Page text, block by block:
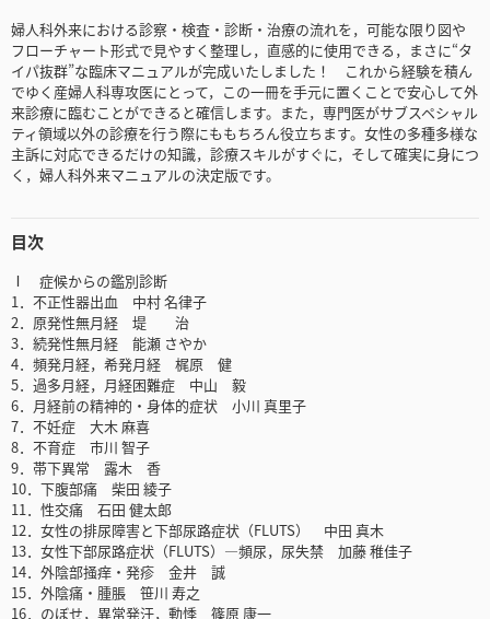
婦人科外来における診察・検査・診断・治療の流れを，可能な限り図や
フローチャート形式で見やすく整理し，直感的に使用できる，まさに“タ
イパ抜群”な臨床マニュアルが完成いたしました！ これから経験を積ん
でゆく産婦人科専攻医にとって，この一冊を手元に置くことで安心して外
来診療に臨むことができると確信します。また，専門医がサブスペシャル
ティ領域以外の診療を行う際にももちろん役立ちます。女性の多種多様な
主訴に対応できるだけの知識，診療スキルがすぐに，そして確実に身につ
く，婦人科外来マニュアルの決定版です。
目次
Ⅰ 症候からの鑑別診断
1．不正性器出血 中村 名律子
2．原発性無月経 堤 治
3．続発性無月経 能瀬 さやか
4．頻発月経，希発月経 梶原 健
5．過多月経，月経困難症 中山 毅
6．月経前の精神的・身体的症状 小川 真里子
7．不妊症 大木 麻喜
8．不育症 市川 智子
9．帯下異常 露木 香
10．下腹部痛 柴田 綾子
11．性交痛 石田 健太郎
12．女性の排尿障害と下部尿路症状（FLUTS） 中田 真木
13．女性下部尿路症状（FLUTS）―頻尿，尿失禁 加藤 稚佳子
14．外陰部掻痒・発疹 金井 誠
15．外陰痛・腫脹 笹川 寿之
16．のぼせ，異常発汗，動悸 篠原 康一